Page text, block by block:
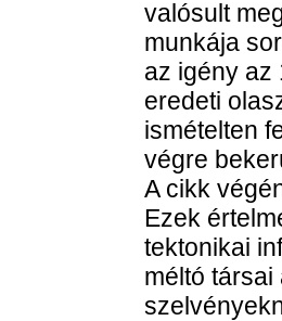
valósult
munkája
az igény az
eredeti
ismételten
végre
A cikk
Ezek
tektonikai
méltó